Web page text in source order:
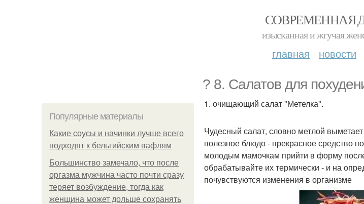
СОВРЕМЕННАЯ
изысканная и жгучая
главная новости
? 8. Салатов для
Популярные материалы
Какие соусы и начинки лучше всего
подходят к бельгийским вафлям
Большинство замечало, что после
оргазма мужчина часто почти сразу
теряет возбуждение, тогда как
женщина может дольше сохранять
1. очищающий салат "Метелка".
Чудесный салат, словно метлой
полезное блюдо - прекрасное средство
молодым мамочкам прийти в форму
обрабатывайте их термически - и на
почувствуются изменения в организме